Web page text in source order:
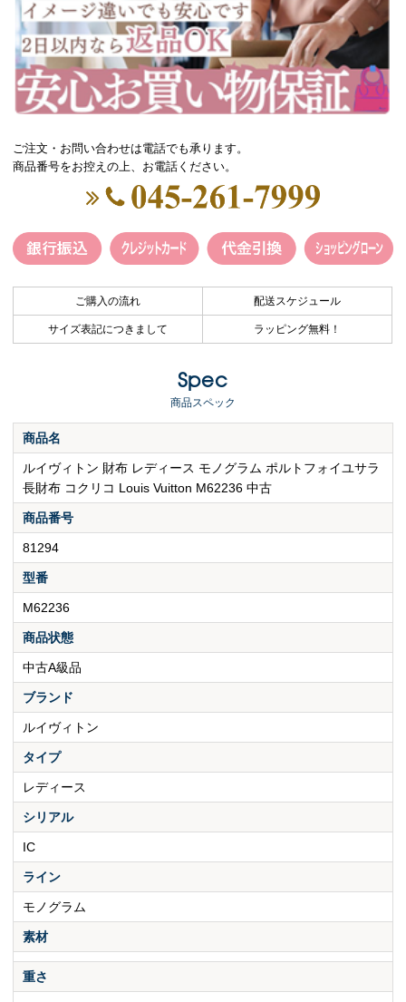
ご注文・お問い合わせは電話でも承ります。
商品番号をお控えの上、お電話ください。
ご購入の流れ 配送スケジュール
サイズ表記につきまして ラッピング無料！
Spec
商品スペック
商品名
ルイヴィトン 財布 レディース モノグラム ポルトフォイユサラ
長財布 コクリコ Louis Vuitton M62236 中古
商品番号
81294
型番
M62236
商品状態
中古A級品
ブランド
ルイヴィトン
タイプ
レディース
シリアル
IC
ライン
モノグラム
素材
重さ